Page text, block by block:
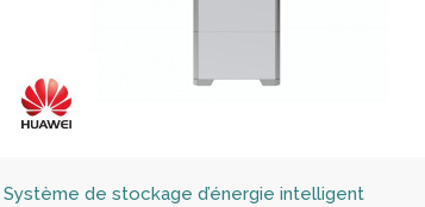
Système de stockage d’énergie intelligent